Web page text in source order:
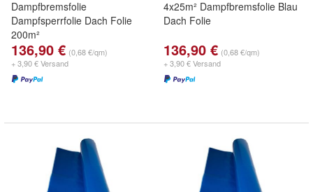
Dampfbremsfolie
Dampfsperrfolie Dach Folie
200m²
136,90 € (0,68 €/qm)
+ 3,90 € Versand
4x25m² Dampfbremsfolie Blau
Dach Folie
136,90 € (0,68 €/qm)
+ 3,90 € Versand